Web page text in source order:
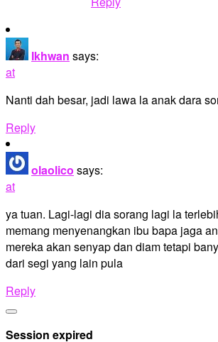
Ikhwan says:
at
Nanti dah besar, jadi lawa la anak dara
Reply
olaolico says:
at
ya tuan. Lagi-lagi dia sorang lagi la
memang menyenangkan ibu bapa jaga
mereka akan senyap dan diam tetapi
dari segi yang lain pula
Reply
Site
Footer
Close
Session expired